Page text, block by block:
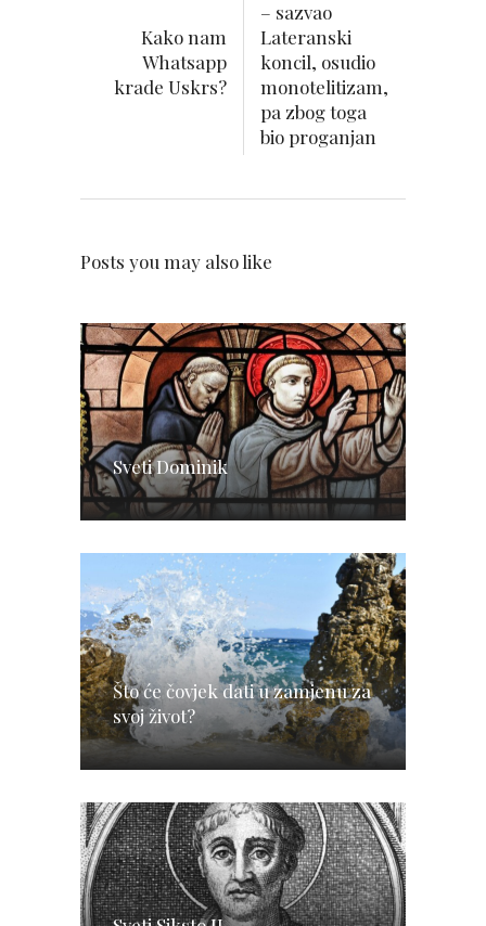
Kako nam
Whatsapp
krade Uskrs?
– sazvao
Lateranski
koncil, osudio
monotelitizam,
pa zbog toga
bio proganjan
Posts you may also like
Sveti Dominik
Što će čovjek dati u zamjenu za
svoj život?